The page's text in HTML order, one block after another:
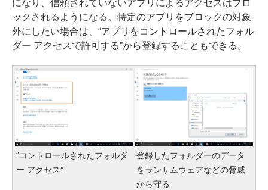
になり、信頼されていないアプリによるアクセスはブロ
ックされるようになる。特定のアプリをブロックの対象
外にしたい場合は、“アプリをコントロールされたフォル
ダー アクセスで許可する”から登録することもできる。
“コントロールされたフォルダ
ー アクセス”
登録したフォルダーのデータ
をランサムウェアなどの脅威
から守る